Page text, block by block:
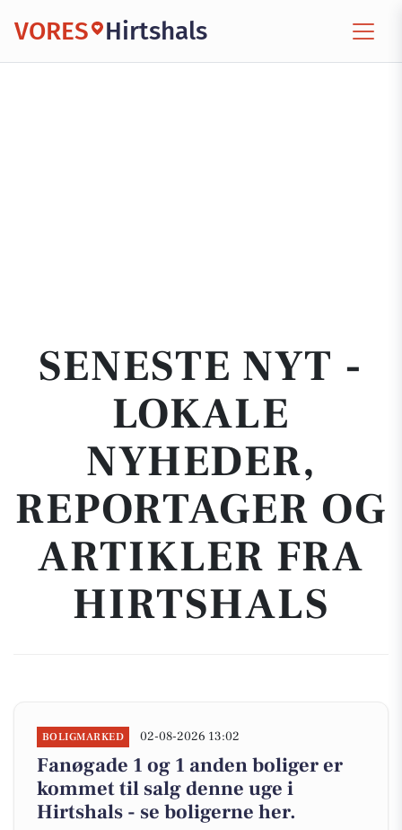
VORES Hirtshals
SENESTE NYT -
LOKALE
NYHEDER,
REPORTAGER OG
ARTIKLER FRA
HIRTSHALS
BOLIGMARKED 02-08-2026 13:02
Fanøgade 1 og 1 anden boliger er
kommet til salg denne uge i
Hirtshals - se boligerne her.